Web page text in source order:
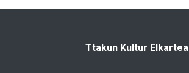
Ttakun Kultur Elkartea